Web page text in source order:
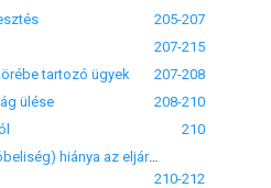
205-207
207-215
tartozó ügyek
207-208
ülése
208-210
210
4. A kontradikció (szóbeliség) hiánya az eljárásban
210-212